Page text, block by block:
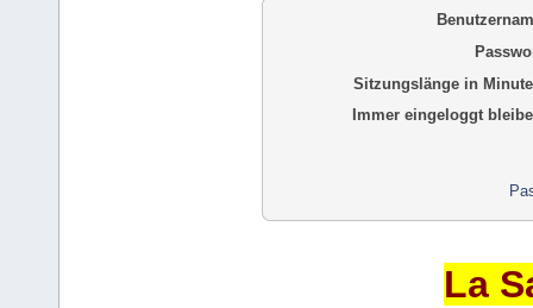
Sitzungslänge in
Immer eingeloggt
La